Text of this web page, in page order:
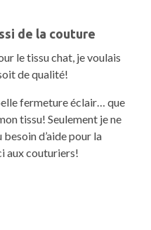
de la couture
le tissu chat, je voulais
de qualité!
fermeture éclair… que
tissu! Seulement je ne
d’aide pour la
aux couturiers!